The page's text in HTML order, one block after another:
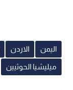
اليمن الاردن
ميليشيا الحوثيين